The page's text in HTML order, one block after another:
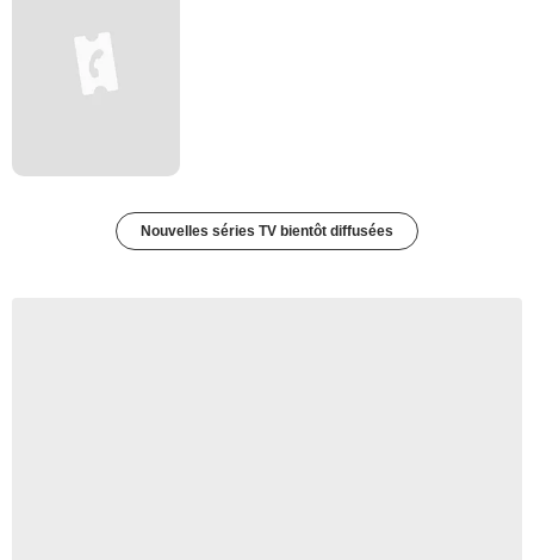
Nouvelles séries TV bientôt diffusées